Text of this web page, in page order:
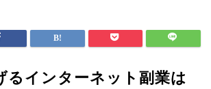
るインターネット副業は